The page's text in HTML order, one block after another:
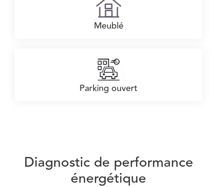
Meublé
Parking ouvert
Diagnostic de performance
énergétique